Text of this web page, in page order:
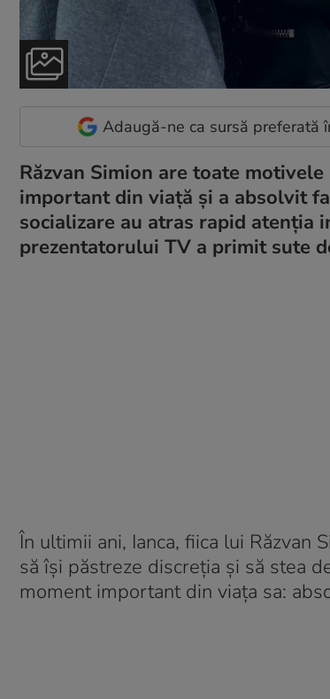
Adaugă-ne ca sursă preferată
Răzvan Simion are toate
important din viață și a absolvit
socializare au atras rapid atenția
prezentatorului TV a primit sute
În ultimii ani, Ianca, fiica lui Răzvan
să își păstreze discreția și să stea
moment important din viața sa: